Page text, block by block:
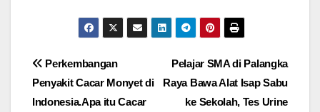
Navigasi
pos
Pelajar SMA di Palangka
Raya Bawa Alat Isap Sabu
ke Sekolah, Tes Urine
Perkembangan
Penyakit Cacar Monyet di
Indonesia.Apa itu Cacar